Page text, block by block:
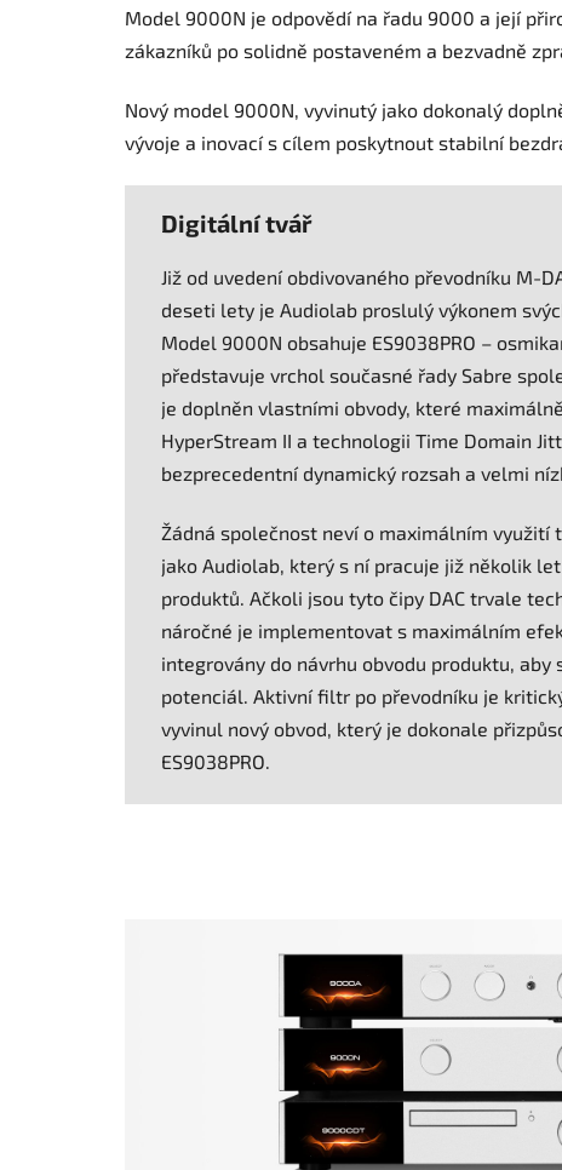
Model 9000N je odpovědí na řadu 9000 a její
zákazníků po solidně postaveném a bezvadně
Nový model 9000N, vyvinutý jako dokonalý
vývoje a inovací s cílem poskytnout stabilní
Digitální tvář
Již od uvedení obdivovaného převodníku M-
deseti lety je Audiolab proslulý výkonem
Model 9000N obsahuje ES9038PRO –
představuje vrchol současné řady Sabre
je doplněn vlastními obvody, které
HyperStream II a technologii Time Domain
bezprecedentní dynamický rozsah a velmi
Žádná společnost neví o maximálním využití
jako Audiolab, který s ní pracuje již několik
produktů. Ačkoli jsou tyto čipy DAC trvale
náročné je implementovat s maximálním
integrovány do návrhu obvodu produktu, aby
potenciál. Aktivní ﬁltr po převodníku je
vyvinul nový obvod, který je dokonale
ES9038PRO.